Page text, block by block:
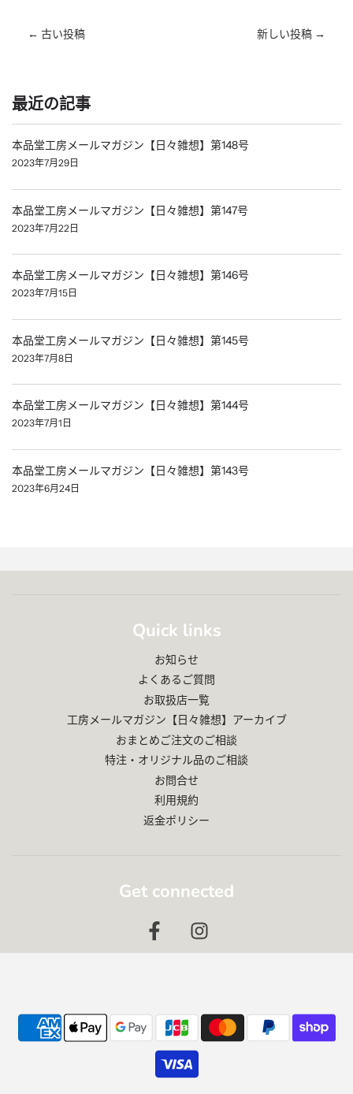
← 古い投稿 新しい投稿 →
最近の記事
本品堂工房メールマガジン【日々雑想】第148号
2023年7月29日
本品堂工房メールマガジン【日々雑想】第147号
2023年7月22日
本品堂工房メールマガジン【日々雑想】第146号
2023年7月15日
本品堂工房メールマガジン【日々雑想】第145号
2023年7月8日
本品堂工房メールマガジン【日々雑想】第144号
2023年7月1日
本品堂工房メールマガジン【日々雑想】第143号
2023年6月24日
Quick links
お知らせ
よくあるご質問
お取扱店一覧
工房メールマガジン【日々雑想】アーカイブ
おまとめご注文のご相談
特注・オリジナル品のご相談
お問合せ
利用規約
返金ポリシー
Get connected